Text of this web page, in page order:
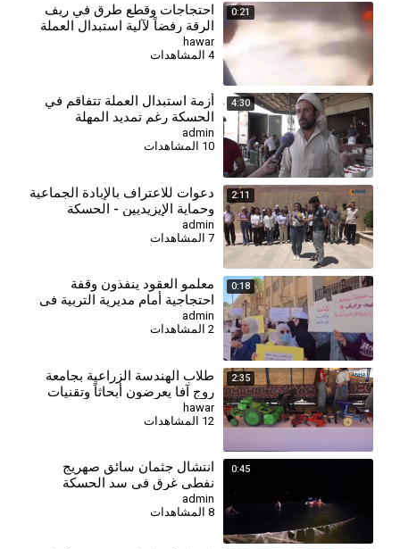
0:21
احتجاجات وقطع طرق في ريف
الرقة رفضاً لآلية استبدال العملة
hawar
4 المشاهدات
4:30
⁣أزمة استبدال العملة تتفاقم في
الحسكة رغم تمديد المهلة
admin
10 المشاهدات
2:11
دعوات للاعتراف بالإبادة الجماعية
وحماية الإيزيديين - الحسكة
admin
7 المشاهدات
0:18
معلمو العقود ينفذون وقفة
احتجاجية أمام مديرية التربية في
درعا للمطالبة بالتثبيت
admin
2 المشاهدات
2:35
طلاب الهندسة الزراعية بجامعة
روج آفا يعرضون أبحاثاً وتقنيات
حديثة في مهرجان القمح الأول
hawar
12 المشاهدات
0:45
انتشال جثمان سائق صهريج
نفطي غرق في سد الحسكة
الجنوبي
admin
8 المشاهدات